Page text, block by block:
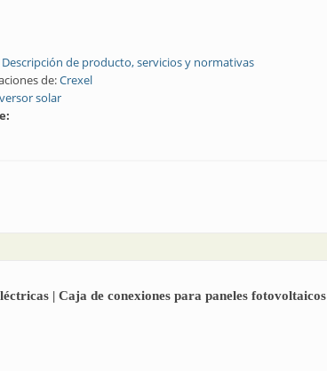
Descripción de producto, servicios y normativas
de:Crexel
solar
Inversores | Inversor solar para la industria
| Caja de conexiones para paneles fotovoltaicos